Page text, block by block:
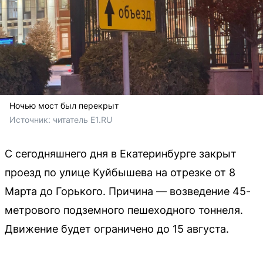
Ночью мост был перекрыт
Источник: читатель E1.RU
С сегодняшнего дня в Екатеринбурге закрыт
проезд по улице Куйбышева на отрезке от 8
Марта до Горького. Причина — возведение 45-
метрового подземного пешеходного тоннеля.
Движение будет ограничено до 15 августа.